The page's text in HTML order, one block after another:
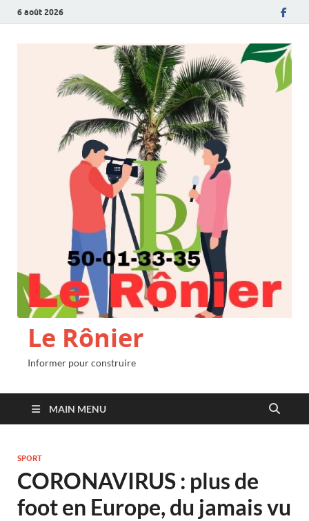
6 août 2026
Le Rônier
Informer pour construire
MAIN MENU
SPORT
CORONAVIRUS : plus de
foot en Europe, du jamais vu